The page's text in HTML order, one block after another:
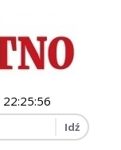
22:25:57